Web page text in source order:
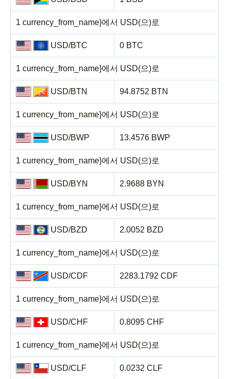
1 currency_from_name}에서 USD(으)로
USD/BTC
1 currency_from_name}에서 USD(으)로
0 BTC
USD/BTN
1 currency_from_name}에서 USD(으)로
94.8752 BTN
USD/BWP
1 currency_from_name}에서 USD(으)로
13.4576 BWP
USD/BYN
1 currency_from_name}에서 USD(으)로
2.9688 BYN
USD/BZD
1 currency_from_name}에서 USD(으)로
2.0052 BZD
USD/CDF
1 currency_from_name}에서 USD(으)로
2283.1792 CDF
USD/CHF
1 currency_from_name}에서 USD(으)로
0.8095 CHF
USD/CLF 0.0232 CLF